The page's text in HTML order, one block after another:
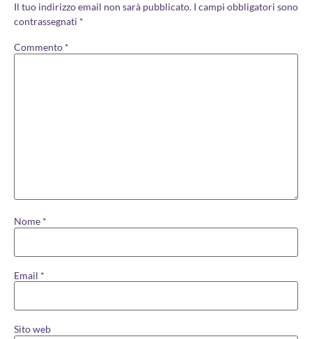
Il tuo indirizzo email non sarà pubblicato. I campi obbligatori sono
contrassegnati *
Commento *
Nome *
Email *
Sito web